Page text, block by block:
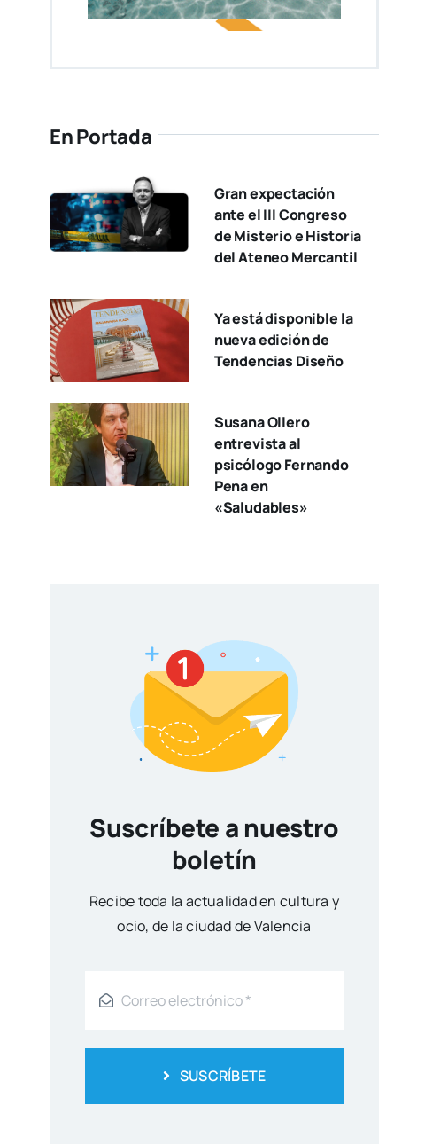
En Portada
Gran expectación
ante el III Congreso
de Misterio e Historia
del Ateneo Mercantil
Ya está disponible la
nueva edición de
Tendencias Diseño
Susana Ollero
entrevista al
psicólogo Fernando
Pena en
«Saludables»
Suscríbete a nuestro
boletín
Reci­be toda la actua­li­dad en cul­tu­ra y
ocio, de la ciu­dad de Valen­cia
SUSCRÍBETE